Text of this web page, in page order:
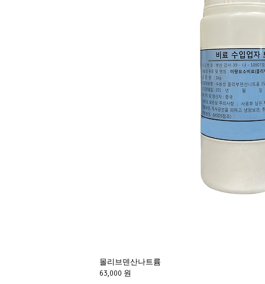
몰리브덴산나트륨
63,000 원